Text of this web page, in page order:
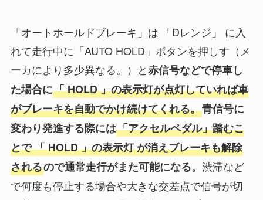
「オートホールドブレーキ」は 「Dレンジ」 に入
れて走行中に「AUTO HOLD」ボタンを押しす（メ
ーカにより多少異なる。）と赤信号などで停車し
た場合に「 HOLD 」の表示灯が点灯していれば車
がブレーキを自動でかけ続けてくれる。青信号に
変わり発進する際には「アクセルペダル」踏むこ
とで 「 HOLD 」の表示灯 が消えブレーキも解除
されるので通常走行がまた可能になる。 渋滞など
で何度も停止する場合や大きな交差点で信号が切